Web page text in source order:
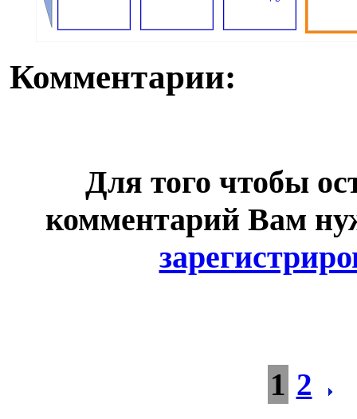
Комментарии:
Для того чтобы
комментарий Вам
1 2